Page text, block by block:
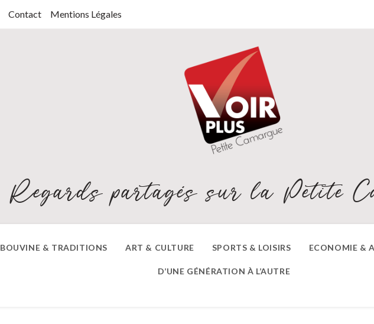
Contact Mentions Légales
Regards partagés sur la Petite
BOUVINE & TRADITIONS ART & CULTURE SPORTS & LOISIRS ECONOMIE &
D’UNE GÉNÉRATION À L’AUTRE